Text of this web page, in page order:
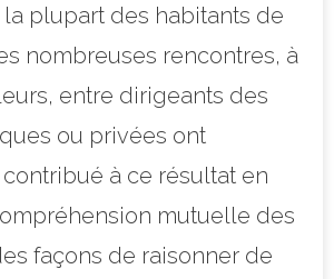
plupart des habitants de
nombreuses rencontres, à
entre dirigeants des
ou privées ont
à ce résultat en
mutuelle des
façons de raisonner de